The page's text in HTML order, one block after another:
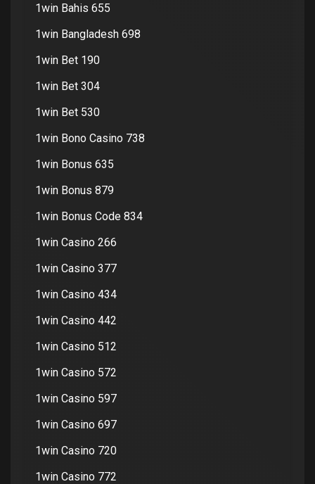
1win Bahis 655
1win Bangladesh 698
1win Bet 190
1win Bet 304
1win Bet 530
1win Bono Casino 738
1win Bonus 635
1win Bonus 879
1win Bonus Code 834
1win Casino 266
1win Casino 377
1win Casino 434
1win Casino 442
1win Casino 512
1win Casino 572
1win Casino 597
1win Casino 697
1win Casino 720
1win Casino 772